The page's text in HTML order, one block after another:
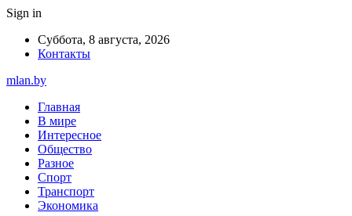
Sign in
Суббота, 8 августа, 2026
Контакты
mlan.by
Главная
В мире
Интересное
Общество
Разное
Спорт
Транспорт
Экономика